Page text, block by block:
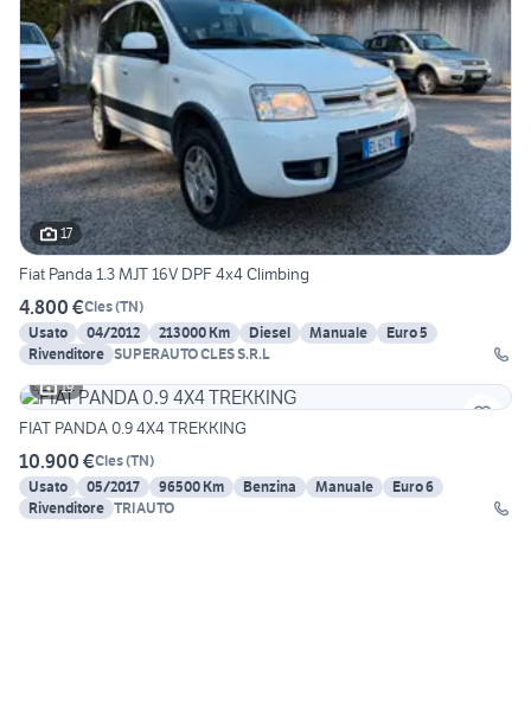
17
Fiat Panda 1.3 MJT 16V DPF 4x4 Climbing
4.800 €Cles(TN)
Usato
04/2012 213000 Km Diesel Manuale
Euro 5
Rivenditore SUPERAUTO CLES S.R.L
19
FIAT PANDA 0.9 4X4 TREKKING
10.900 €Cles(TN)
Usato
05/2017 96500 Km Benzina Manuale
Euro 6
Rivenditore TRIAUTO